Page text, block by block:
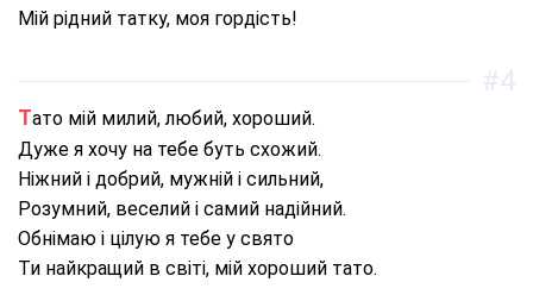
Мій рідний татку, моя гордість!
Тато мій милий, любий, хороший.
Дуже я хочу на тебе буть схожий.
Ніжний і добрий, мужній і сильний,
Розумний, веселий і самий надійний.
Обнімаю і цілую я тебе у свято
Ти найкращий в світі, мій хороший тато.
#4